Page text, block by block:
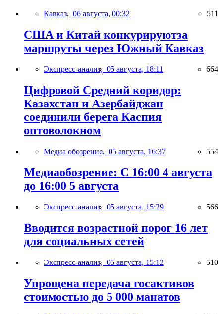
Кавказ, 06 августа, 00:32 511
США и Китай конкурируютза
маршруты через Южный Кавказ
Экспресс-анализ, 05 августа, 18:11 664
Цифровой Средний коридор:
Казахстан и Азербайджан
соединили берега Каспия
оптоволокном
Медиа обозрение, 05 августа, 16:37 554
Медиаобозрение: С 16:00 4 августа
до 16:00 5 августа
Экспресс-анализ, 05 августа, 15:29 566
Вводится возрастной порог 16 лет
для социальных сетей
Экспресс-анализ, 05 августа, 15:12 510
Упрощена передача госактивов
стоимостью до 5 000 манатов